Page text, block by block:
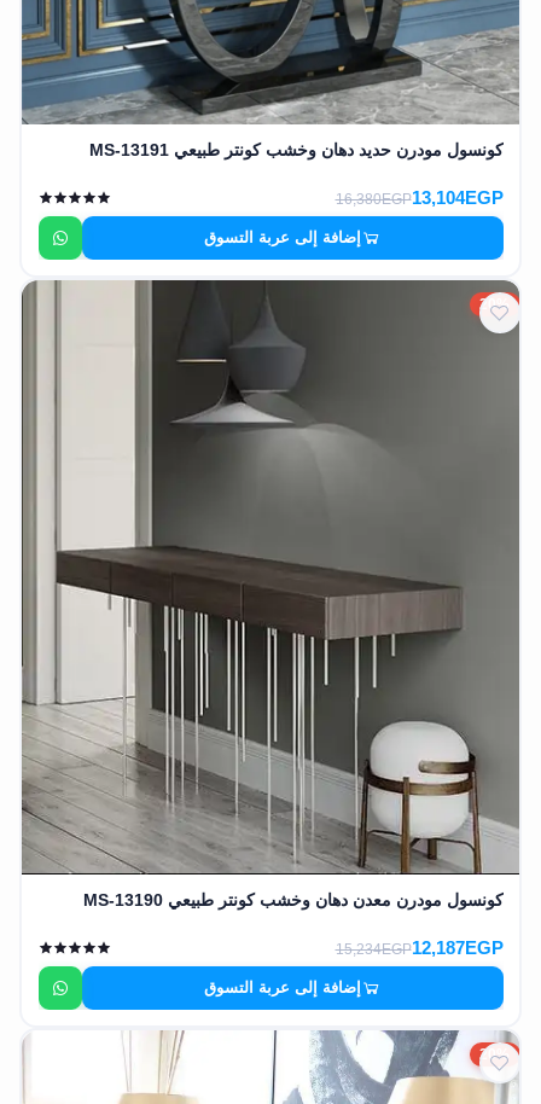
كونسول مودرن حديد دهان وخشب كونتر طبيعي MS-13191
13,104EGP
16,380EGP
إضافة إلى عربة التسوق
20%
كونسول مودرن معدن دهان وخشب كونتر طبيعي MS-13190
12,187EGP
15,234EGP
إضافة إلى عربة التسوق
20%